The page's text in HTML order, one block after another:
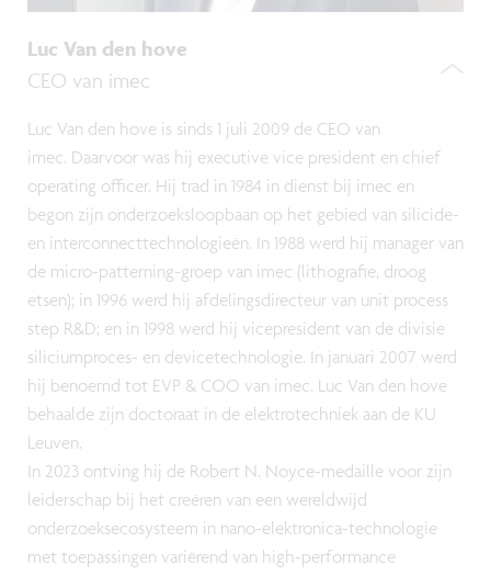
Luc Van den hove
CEO van imec
Luc Van den hove is sinds 1 juli 2009 de CEO van
imec. Daarvoor was hij executive vice president en chief
operating officer. Hij trad in 1984 in dienst bij imec en
begon zijn onderzoeksloopbaan op het gebied van silicide-
en interconnecttechnologieën. In 1988 werd hij manager van
de micro-patterning-groep van imec (lithografie, droog
etsen); in 1996 werd hij afdelingsdirecteur van unit process
step R&D; en in 1998 werd hij vicepresident van de divisie
siliciumproces- en devicetechnologie. In januari 2007 werd
hij benoemd tot EVP & COO van imec. Luc Van den hove
behaalde zijn doctoraat in de elektrotechniek aan de KU
Leuven.
In 2023 ontving hij de Robert N. Noyce-medaille voor zijn
leiderschap bij het creëren van een wereldwijd
onderzoeksecosysteem in nano-elektronica-technologie
met toepassingen variërend van high-performance